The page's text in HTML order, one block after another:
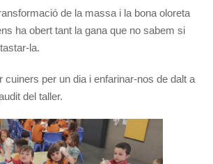
de la massa i la bona oloreta
ha obert tant la gana que no sabem si
la.
cuiners per un dia i enfarinar-nos de dalt a
del taller.